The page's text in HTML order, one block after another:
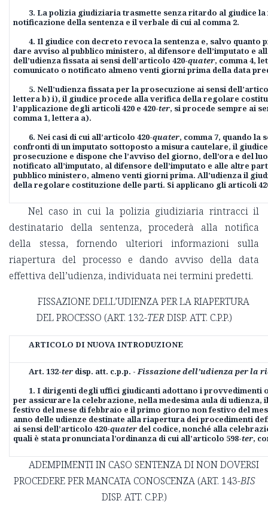
3. La polizia giudiziaria trasmette senza ritardo al giudice
notificazione della sentenza e il verbale di cui al comma 2.
4. Il giudice con decreto revoca la sentenza e, salvo quanto
dare avviso al pubblico ministero, al difensore dell’imputato e
dell’udienza fissata ai sensi dell’articolo 420-quater, comma 4,
comunicato o notificato almeno venti giorni prima della data
5. Nell’udienza fissata per la prosecuzione ai sensi
lettera b) i), il giudice procede alla verifica della regolare
l’applicazione degli articoli 420 e 420-ter, si procede sempre ai
comma 1, lettera a).
6. Nei casi di cui all’articolo 420-quater, comma 7, quando la
confronti di un imputato sottoposto a misura cautelare, il
prosecuzione e dispone che l’avviso del giorno, dell’ora e del
notificato all’imputato, al difensore dell’imputato e alle altre
pubblico ministero, almeno venti giorni prima. All’udienza il
della regolare costituzione delle parti. Si applicano gli articoli
Nel caso in cui la polizia giudiziaria rintracci il
destinatario della sentenza, procederà alla notifica
della stessa, fornendo ulteriori informazioni sulla
riapertura del processo e dando avviso della data
effettiva dell’udienza, individuata nei termini predetti.
FISSAZIONE DELL’UDIENZA PER LA RIAPERTURA
DEL PROCESSO (ART. 132-TERDISP. ATT. C.P.P.)
ARTICOLO DI NUOVA INTRODUZIONE
Art. 132-terdisp. att. c.p.p. -Fissazione dell’udienza per la
1. I dirigenti degli uffici giudicanti adottano i provvedimenti
per assicurare la celebrazione, nella medesima aula di
festivo del mese di febbraio e il primo giorno non festivo del
anno delle udienze destinate alla riapertura dei procedimenti
ai sensi dell’articolo 420-quater del codice, nonché alla
quali è stata pronunciata l’ordinanza di cui all’articolo 598-ter,
ADEMPIMENTI IN CASO SENTENZA DI NON DOVERSI
PROCEDERE PER MANCATA CONOSCENZA (ART. 143-BIS
DISP. ATT. C.P.P.)